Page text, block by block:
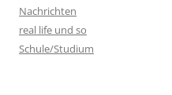
Nachrichten
real life und so
Schule/Studium